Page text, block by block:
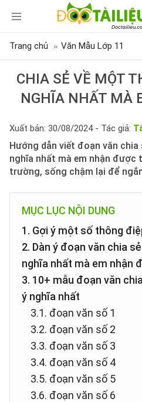
Trang chủ Văn Mẫu Lớp 11
CHIA SẺ VỀ MỘT
NGHĨA NHẤT MÀ
Xuất bản: 30/08/2024 - Tác giả:
Hướng dẫn viết đoạn văn
nghĩa nhất mà em nhận được
trường, sống chậm lại để
MỤC LỤC NỘI DUNG
1. Gợi ý một số thông
2. Dàn ý đoạn văn chia
nghĩa nhất mà em nhận
3. 10+ mẫu đoạn văn
ý nghĩa nhất
3.1. đoạn văn số 1
3.2. đoạn văn số 2
3.3. đoạn văn số 3
3.4. đoạn văn số 4
3.5. đoạn văn số 5
3.6. đoạn văn số 6